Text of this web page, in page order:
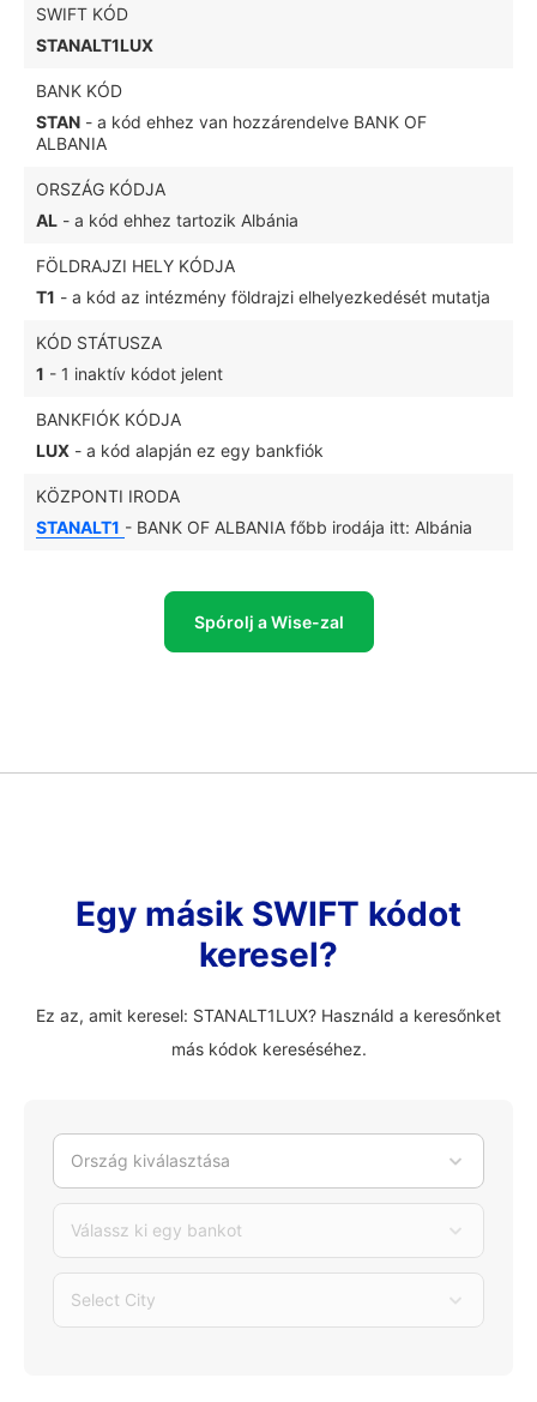
SWIFT KÓD
STANALT1LUX
BANK KÓD
STAN - a kód ehhez van hozzárendelve BANK OF
ALBANIA
ORSZÁG KÓDJA
AL - a kód ehhez tartozik Albánia
FÖLDRAJZI HELY KÓDJA
T1 - a kód az intézmény földrajzi elhelyezkedését mutatja
KÓD STÁTUSZA
1 - 1 inaktív kódot jelent
BANKFIÓK KÓDJA
LUX - a kód alapján ez egy bankfiók
KÖZPONTI IRODA
STANALT1 - BANK OF ALBANIA főbb irodája itt: Albánia
Spórolj a Wise-zal
Egy másik SWIFT kódot
keresel?
Ez az, amit keresel: STANALT1LUX? Használd a keresőnket
más kódok kereséséhez.
Ország kiválasztása
Válassz ki egy bankot
Select City